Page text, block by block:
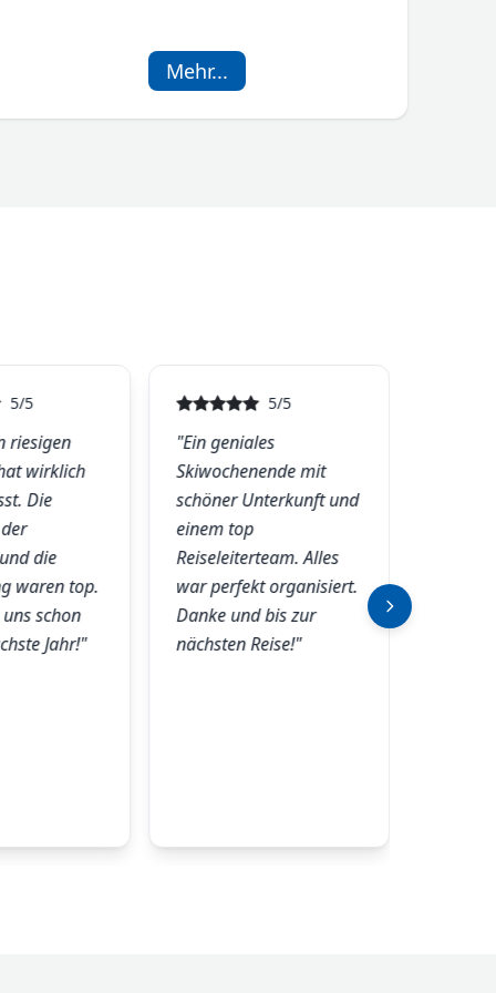
Mehr...
5/5
riesigen
wirklich
Die
die
waren top.
schon
Jahr!"
5/5
"Ein geniales
Skiwochenende mit
schöner Unterkunft und
einem top
Reiseleiterteam. Alles
war perfekt organisiert.
Danke und bis zur
nächsten Reise!"